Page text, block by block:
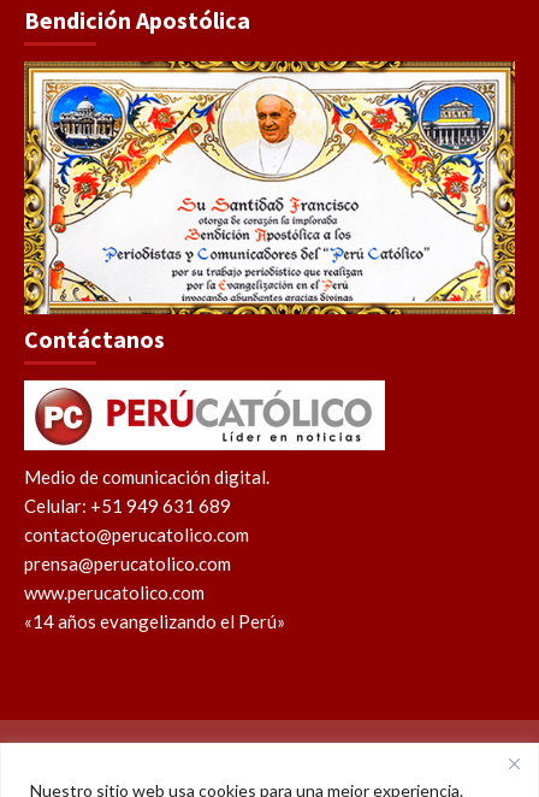
Nuestro sitio web usa cookies para una mejor experiencia.
Bendición Apostólica
Contáctanos
Medio de comunicación digital.
Celular: +51 949 631 689
contacto@perucatolico.com
prensa@perucatolico.com
www.perucatolico.com
«14 años evangelizando el Perú»
Política de cookies Política de privacidad